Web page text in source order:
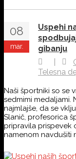
08
mar.
Uspehi
gibanju
Telesna
Naši športniki so se
sedmimi medaljami.
najmlajše, da se
Slanič, profesorica
pripravila prispevek
namenom navdušiti